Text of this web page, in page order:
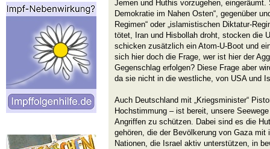
Jemen und Huthis vorzugehen,
Demokratie im Nahen Osten“, gegenüber
Regimen“ oder „islamistischen Diktatur-
tötet, Iran und Hisbollah droht, stocken die
schicken zusätzlich ein Atom-U-Boot und
sich hier doch die Frage, wer ist hier der
Gegenschlag erfolgen? Diese Frage aber
da sie nicht in die westliche, von USA und
Auch Deutschland mit „Kriegsminister“
Hochstimmung – ist bereit, unsere
Angriffen zu schützen. Dabei sind es die
gehören, die der Bevölkerung von Gaza mit
Nationen, die Israel aktiv unterstützen, in